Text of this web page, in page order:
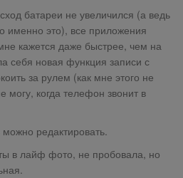
батареи не увеличился (а ведь
именно это), все приложения
кажется даже быстрее, чем на
себя новая функция записи с
за рулем (как мне этого не
могу, когда телефон звонит в
редактировать.
в лайф фото, не пробовала, но